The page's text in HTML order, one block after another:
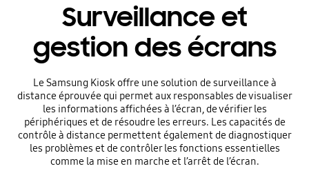
Surveillance et
gestion des écrans
Le Samsung Kiosk offre une solution de surveillance à
distance éprouvée qui permet aux responsables de visualiser
les informations affichées à l’écran, de vérifier les
périphériques et de résoudre les erreurs. Les capacités de
contrôle à distance permettent également de diagnostiquer
les problèmes et de contrôler les fonctions essentielles
comme la mise en marche et l’arrêt de l’écran.